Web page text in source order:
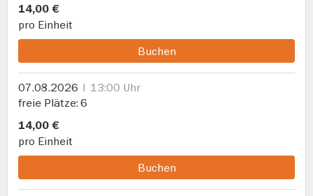
14,00 €
pro Einheit
Buchen
07.08.2026
13:00 Uhr
freie Plätze 6
14,00 €
pro Einheit
Buchen